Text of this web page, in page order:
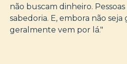
não buscam dinheiro. Pessoas
sabedoria. E, embora não
geralmente vem por lá."